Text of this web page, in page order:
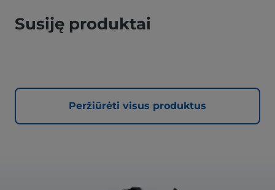
Susiję produktai
Peržiūrėti visus produktus